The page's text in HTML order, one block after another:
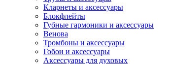
Кларнеты и аксессуары
Блокфлейты
Губные гармоники и аксессуары
Венова
Тромбоны и аксессуары
Гобои и аксессуары
Аксессуары для духовых